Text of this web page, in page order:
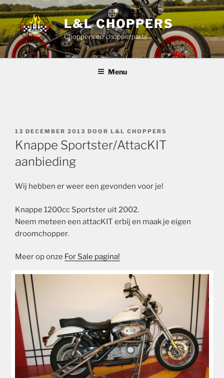
Ga
naar
de
inhoud
L&L CHOPPERS
Choppers en chopperparts
Menu
GEPLAATST
OP
13 DECEMBER 2013 DOOR L&L CHOPPERS
Knappe Sportster/AttacKIT
aanbieding
Wij hebben er weer een gevonden voor je!
Knappe 1200cc Sportster uit 2002.
Neem meteen een attacKIT erbij en maak je eigen
droomchopper.
Meer op onze For Sale pagina!